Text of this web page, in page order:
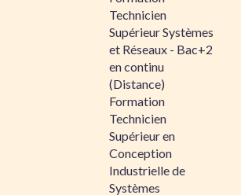
Technicien
Supérieur Systèmes
et Réseaux - Bac+2
en continu
(Distance)
Formation
Technicien
Supérieur en
Conception
Industrielle de
Systèmes